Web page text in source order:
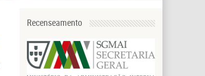
Recenseamento